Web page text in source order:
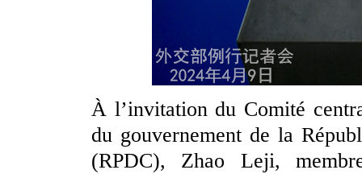
À l’invitation du Comité
du gouvernement de la
(RPDC), Zhao Leji,